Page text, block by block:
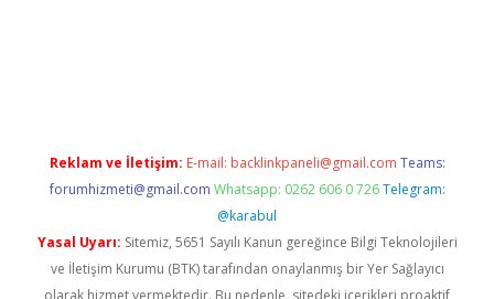
Reklam ve İletişim: E-mail: backlinkpaneli@gmail.com Teams:
forumhizmeti@gmail.com Whatsapp: 0262 606 0 726 Telegram:
@karabul
Yasal Uyarı: Sitemiz, 5651 Sayılı Kanun gereğince Bilgi Teknolojileri
ve İletişim Kurumu (BTK) tarafından onaylanmış bir Yer Sağlayıcı
olarak hizmet vermektedir. Bu nedenle, sitedeki içerikleri proaktif